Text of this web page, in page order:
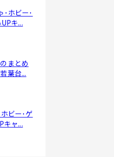
･ホビー･
キ...
まとめ
葉台...
ビー･ゲ
キャ...